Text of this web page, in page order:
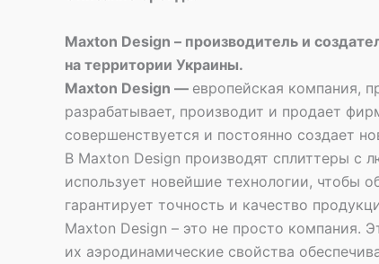
Maxton Design – производитель и
на территории Украины.
Maxton Design — европейская компания,
разрабатывает, производит и продает
совершенствуется и постоянно создает
В Maxton Design производят сплиттеры с
использует новейшие технологии, чтобы
гарантирует точность и качество
Maxton Design – это не просто компания.
их аэродинамические свойства